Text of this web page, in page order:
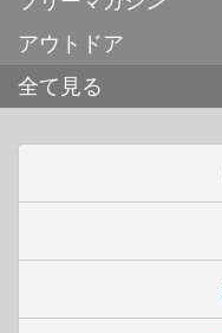
アウトドア
全て見る